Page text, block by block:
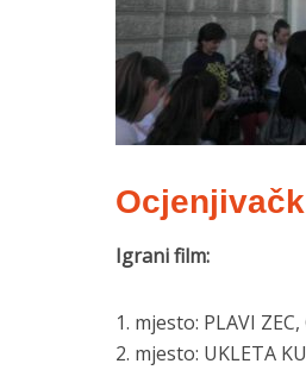
Igrani film:
1. mjesto: PLAVI
2. mjesto: UKLETA